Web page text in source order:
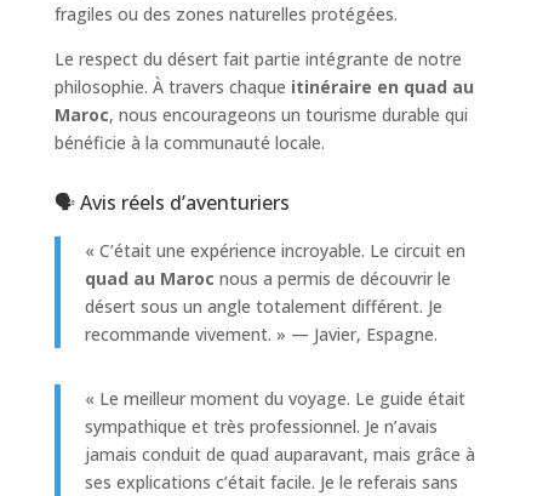
fragiles ou des zones naturelles protégées.
Le respect du désert fait partie intégrante de notre
philosophie. À travers chaque itinéraire en quad au
Maroc, nous encourageons un tourisme durable qui
bénéficie à la communauté locale.
🗣️ Avis réels d’aventuriers
« C’était une expérience incroyable. Le circuit en
quad au Maroc nous a permis de découvrir le
désert sous un angle totalement différent. Je
recommande vivement. » — Javier, Espagne.
« Le meilleur moment du voyage. Le guide était
sympathique et très professionnel. Je n’avais
jamais conduit de quad auparavant, mais grâce à
ses explications c’était facile. Je le referais sans